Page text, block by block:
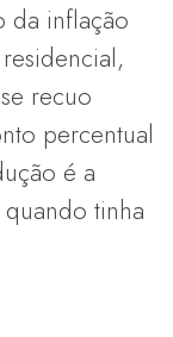
da inflação
recuo
percentual
é a
tinha